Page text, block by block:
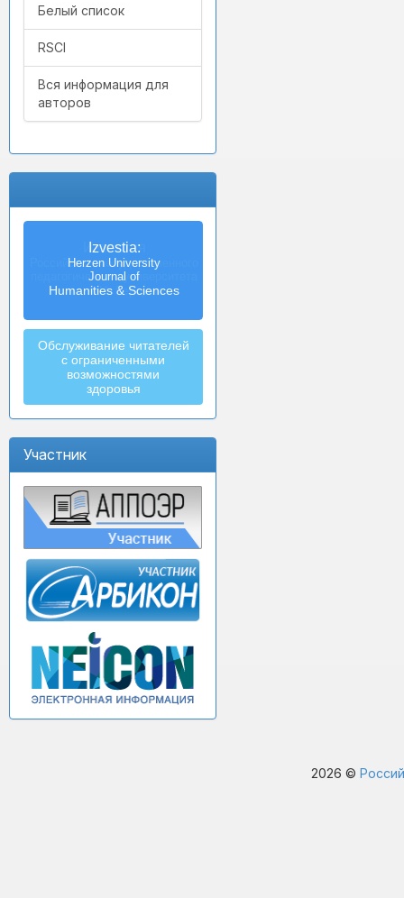
Белый список
RSCI
Вся информация для
авторов
Izvestia:
Herzen University
Journal of
Humanities & Sciences
Обслуживание читателей
с ограниченными
возможностями
здоровья
Участник
2026 ©